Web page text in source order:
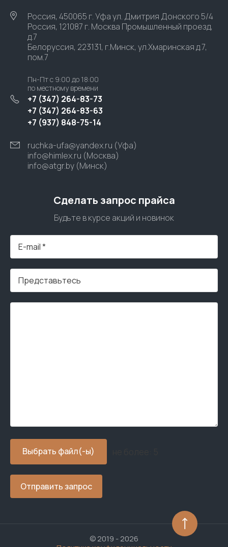
Россия, 450065 г. Уфа ул. Дмитрия Донского 5/4
Россия, 121087 г. Москва Промышленный проезд,
д.7
Белоруссия, 223131, г.Минск, ул.Хмаринская д.7,
пом.7
Пн-Пт с 9:00 до 18:00
по местному времени
+7 (347) 264-83-73
+7 (347) 264-83-63
+7 (937) 848-75-14
ruchka-ufa@yandex.ru (Уфа)
info@himlex.ru (Москва)
info@atgr.by (Минск)
Сделать запрос прайса
Будьте в курсе акций и новинок
Отправить запрос
© 2019 - 2026